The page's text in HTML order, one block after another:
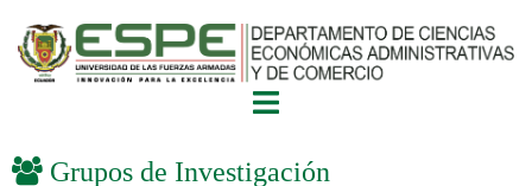
Grupos de Investigación